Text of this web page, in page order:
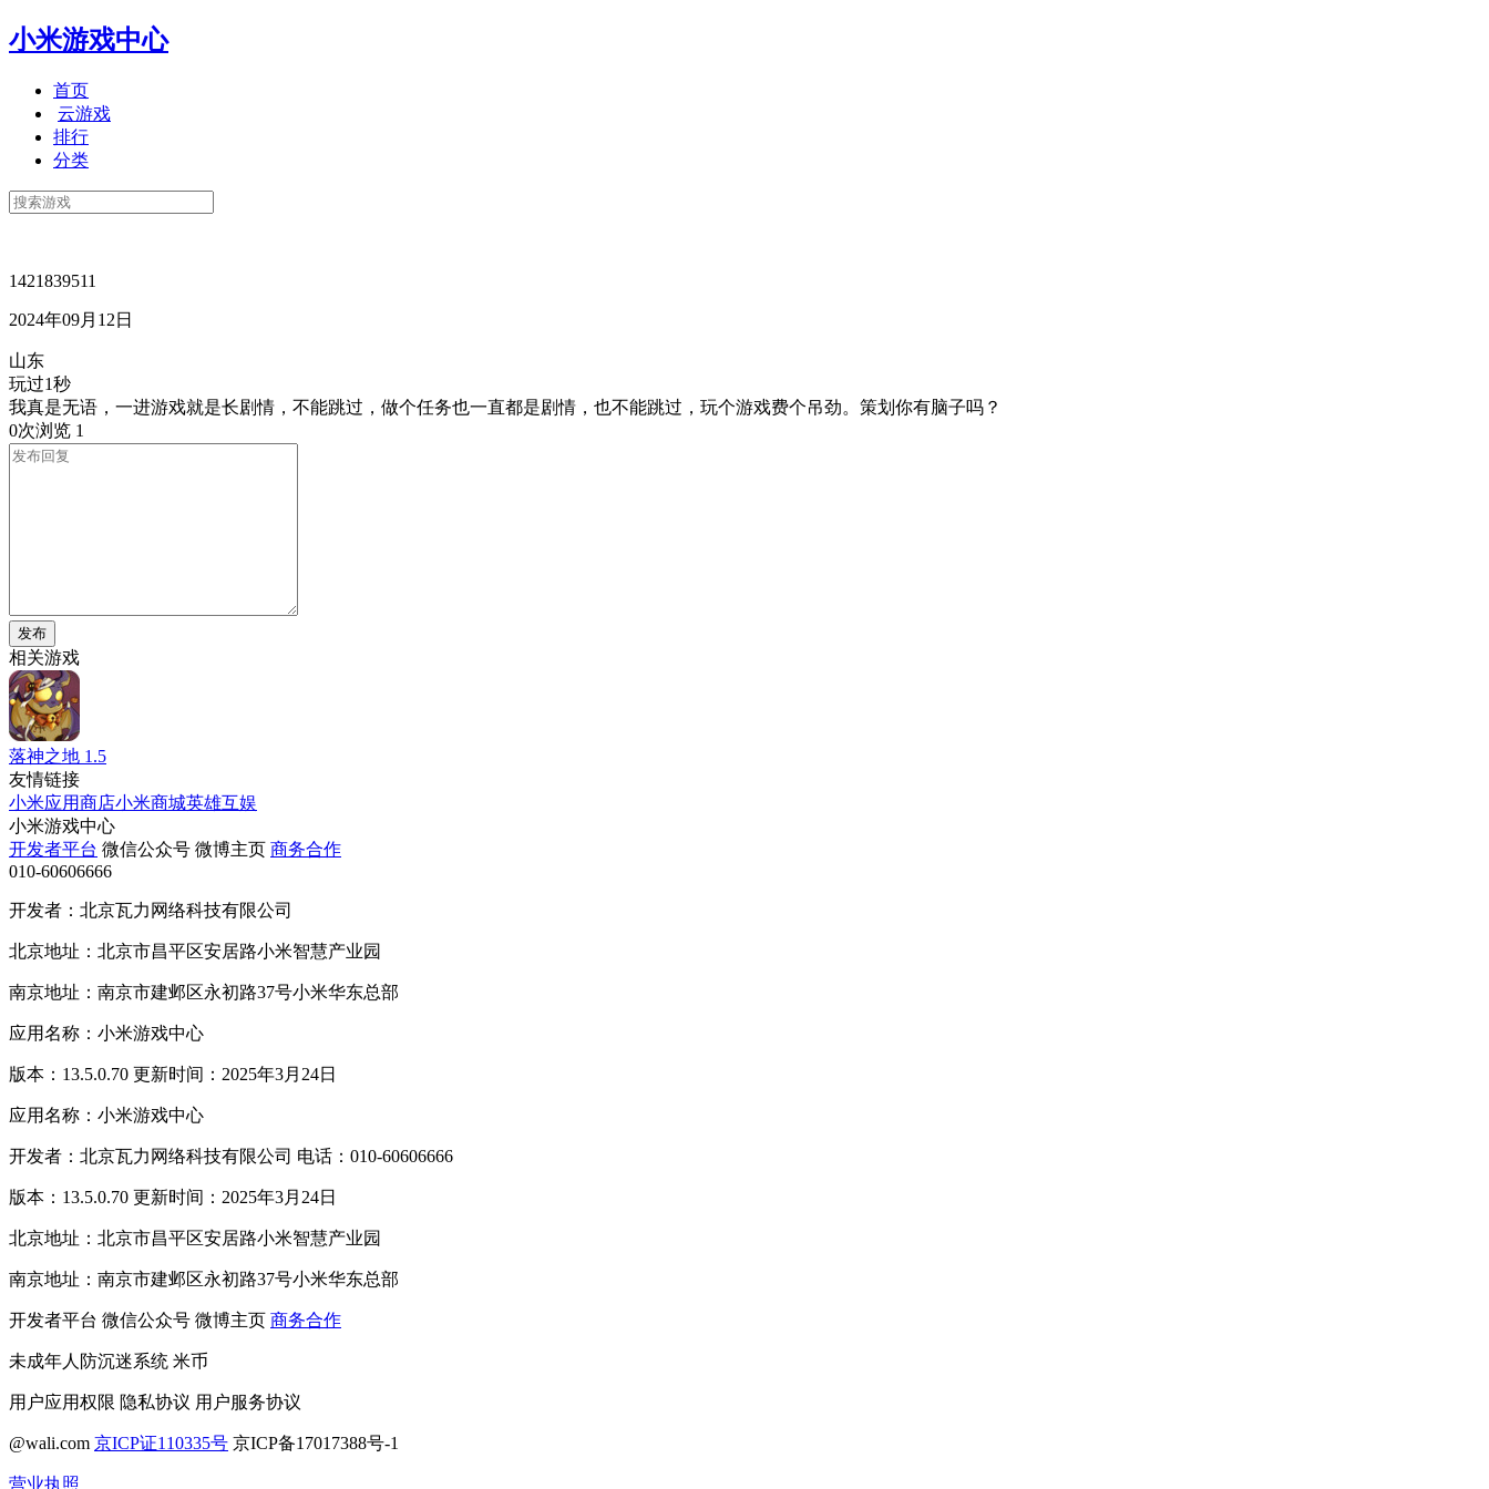
小米游戏中心
首页
云游戏
排行
分类
1421839511
2024年09月12日
山东
玩过1秒
我真是无语，一进游戏就是长剧情，不能跳过，做个任务也一直都是剧情，也不能跳过，玩个游戏费个吊劲。策划你有脑子吗？
0次浏览 1
发布
相关游戏
落神之地 1.5
友情链接
小米应用商店小米商城英雄互娱
小米游戏中心
开发者平台 微信公众号 微博主页 商务合作
010-60606666
开发者：北京瓦力网络科技有限公司
北京地址：北京市昌平区安居路小米智慧产业园
南京地址：南京市建邺区永初路37号小米华东总部
应用名称：小米游戏中心
版本：13.5.0.70 更新时间：2025年3月24日
应用名称：小米游戏中心
开发者：北京瓦力网络科技有限公司 电话：010-60606666
版本：13.5.0.70 更新时间：2025年3月24日
北京地址：北京市昌平区安居路小米智慧产业园
南京地址：南京市建邺区永初路37号小米华东总部
开发者平台 微信公众号 微博主页 商务合作
未成年人防沉迷系统 米币
用户应用权限 隐私协议 用户服务协议
@wali.com 京ICP证110335号 京ICP备17017388号-1
营业执照